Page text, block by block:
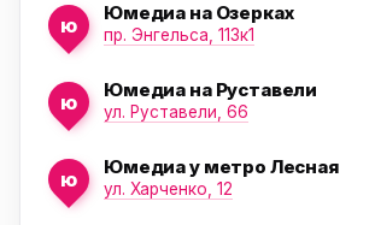
ю
Юмедиа на Озерках
пр. Энгельса, 113к1
ю
Юмедиа на Руставели
ул. Руставели, 66
ю
Юмедиа у метро Лесная
ул. Харченко, 12